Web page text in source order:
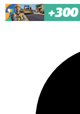
Pular para o conteúdo